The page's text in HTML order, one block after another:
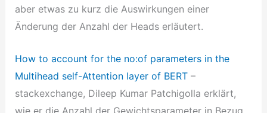
aber etwas zu kurz die Auswirkungen einer
Änderung der Anzahl der Heads erläutert.
How to account for the no:of parameters in the
Multihead self-Attention layer of BERT–
stackexchange, Dileep Kumar Patchigolla erklärt,